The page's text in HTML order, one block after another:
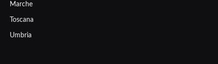
Marche
Toscana
Umbria